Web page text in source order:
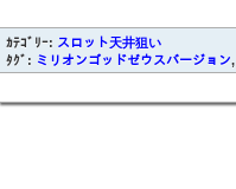
ｶﾃｺﾞﾘｰ: スロット天井狙い
ﾀｸﾞ: ミリオンゴッドゼウスバージョン,